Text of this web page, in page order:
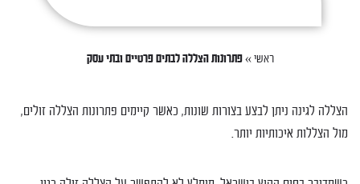
ראשי » פתרונות הצללה לבתים פרטיים ובתי עסק
הצללה לגינה ניתן לבצע בצורות שונות, כאשר קיימים פתרונות הצללה זולים,
מול הצללות איכותיות יותר.